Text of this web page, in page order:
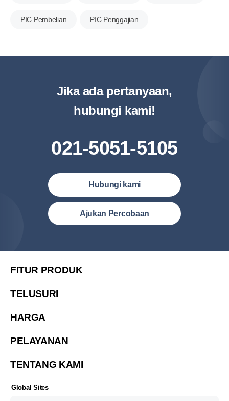
PIC Pembelian PIC Penggajian
Jika ada pertanyaan,
hubungi kami!
021-5051-5105
Hubungi kami
Ajukan Percobaan
FITUR PRODUK
TELUSURI
HARGA
PELAYANAN
TENTANG KAMI
Global Sites
Indonesia (Bahasa Indonesia)
繁體中文(香港)
Việt Nam (Tiếng Việt)
Philipines(English)
Узбекистан (русский)